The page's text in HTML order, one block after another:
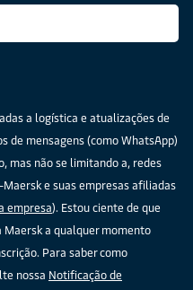
a logística e atualizações de
de mensagens (como WhatsApp)
mas não se limitando a, redes
e suas empresas afiliadas
empresa). Estou ciente de que
Maersk a qualquer momento
Para saber como
nossa Notificação de